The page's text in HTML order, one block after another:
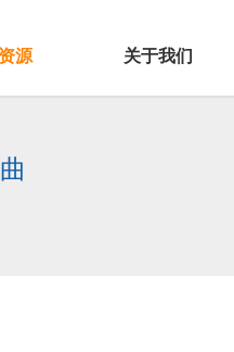
资源 关于我们